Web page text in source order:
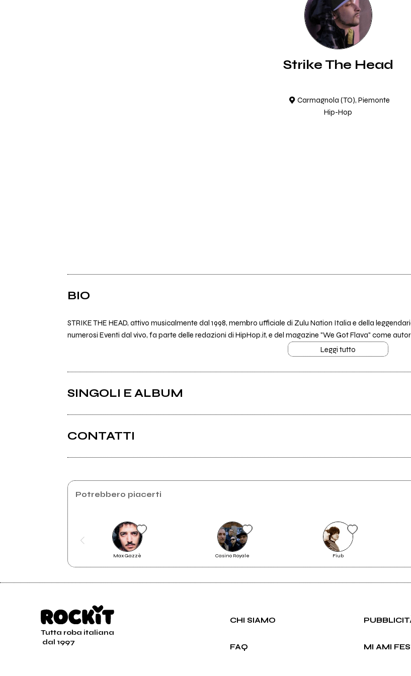
Strike The Head
Carmagnola (TO), Piemonte
Hip-Hop
BIO
STRIKE THE HEAD, attivo musicalmente dal 1998, membro ufficiale di Zulu Nation Italia e della
numerosi Eventi dal vivo, fa parte delle redazioni di HipHop.it, e del magazine "We Got Flava" come
Leggi tutto
SINGOLI E ALBUM
2014
Amare non basta mai - EP
2011
One Day Making
2010
Disturbi del sonno
CONTATTI
Spotify
Scrivi all'utente che amministra la pagina.
Potrebbero piacerti
Max Gazzè Casino Royale Fiub
Tutta roba italiana
dal 1997
CHI SIAMO
FAQ MI AMI